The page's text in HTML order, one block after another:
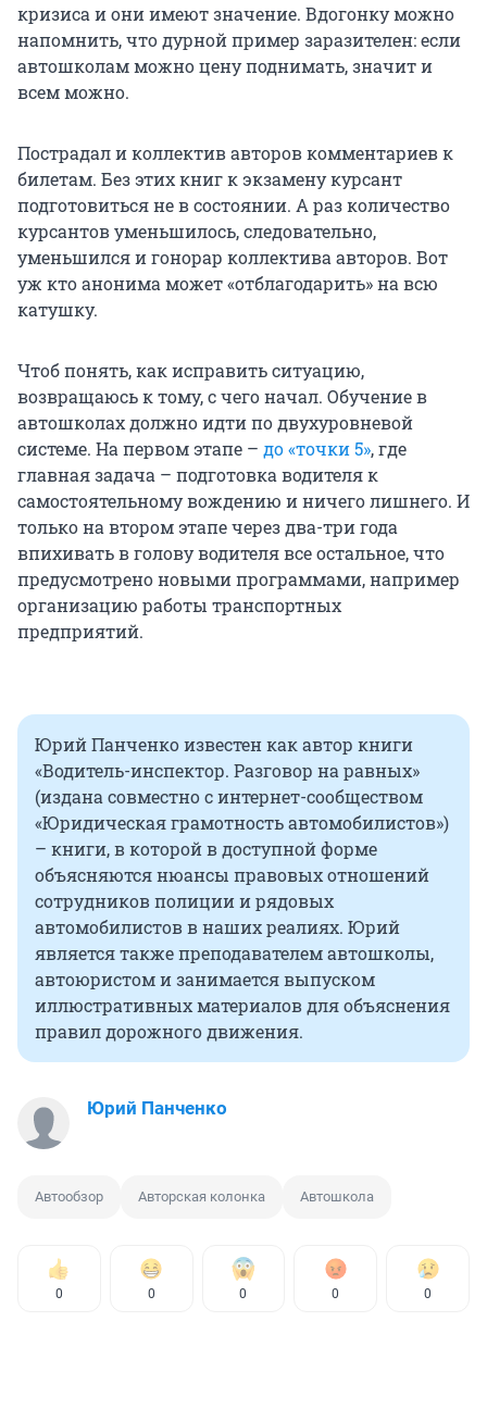
кризиса и они имеют значение. Вдогонку можно
напомнить, что дурной пример заразителен: если
автошколам можно цену поднимать, значит и
всем можно.
Пострадал и коллектив авторов комментариев к
билетам. Без этих книг к экзамену курсант
подготовиться не в состоянии. А раз количество
курсантов уменьшилось, следовательно,
уменьшился и гонорар коллектива авторов. Вот
уж кто анонима может «отблагодарить» на всю
катушку.
Чтоб понять, как исправить ситуацию,
возвращаюсь к тому, с чего начал. Обучение в
автошколах должно идти по двухуровневой
системе. На первом этапе – до «точки 5», где
главная задача – подготовка водителя к
самостоятельному вождению и ничего лишнего. И
только на втором этапе через два-три года
впихивать в голову водителя все остальное, что
предусмотрено новыми программами, например
организацию работы транспортных
предприятий.
Юрий Панченко известен как автор книги
«Водитель-инспектор. Разговор на равных»
(издана совместно с интернет-сообществом
«Юридическая грамотность автомобилистов»)
– книги, в которой в доступной форме
объясняются нюансы правовых отношений
сотрудников полиции и рядовых
автомобилистов в наших реалиях. Юрий
является также преподавателем автошколы,
автоюристом и занимается выпуском
иллюстративных материалов для объяснения
правил дорожного движения.
Юрий Панченко
Автообзор Авторская колонка Автошкола
0 0 0 0 0